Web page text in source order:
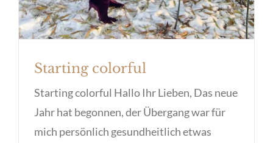
Starting colorful
Starting colorful Hallo Ihr Lieben, Das neue
Jahr hat begonnen, der Übergang war für
mich persönlich gesundheitlich etwas